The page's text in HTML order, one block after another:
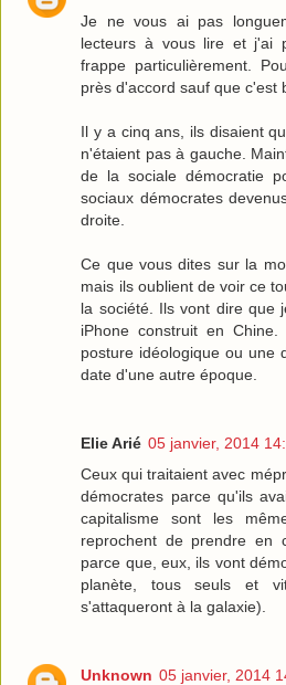
Je ne vous ai pas
lecteurs à vous lire et j'ai
frappe particulièrement.
près d'accord sauf que c'est
Il y a cinq ans, ils disaient
n'étaient pas à gauche.
de la sociale démocratie
sociaux démocrates
droite.
Ce que vous dites sur la
mais ils oublient de voir ce
la société. Ils vont dire que
iPhone construit en
posture idéologique ou une
date d'une autre époque.
Elie Arié 05 janvier, 2014
Ceux qui traitaient avec
démocrates parce qu'ils
capitalisme sont les
reprochent de prendre en
parce que, eux, ils vont
planète, tous seuls et
s'attaqueront à la galaxie).
Unknown 05 janvier, 2014